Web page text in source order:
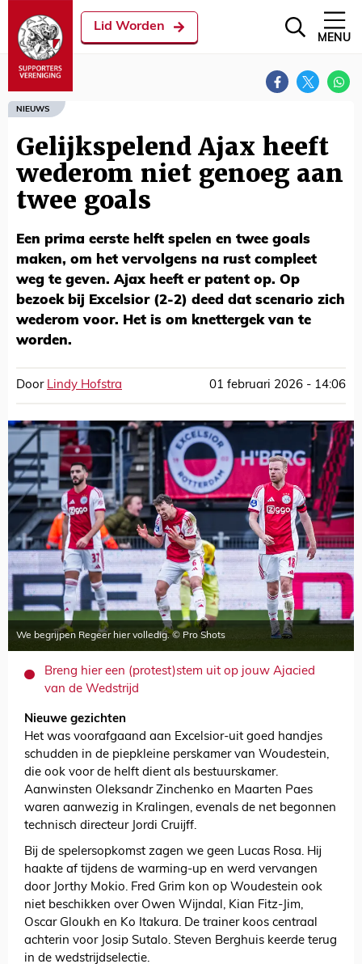
Lid Worden
MENU
NIEUWS
Gelijkspelend Ajax heeft
wederom niet genoeg aan
twee goals
Een prima eerste helft spelen en twee goals
maken, om het vervolgens na rust compleet
weg te geven. Ajax heeft er patent op. Op
bezoek bij Excelsior (2-2) deed dat scenario zich
wederom voor. Het is om knettergek van te
worden.
Door Lindy Hofstra 01 februari 2026 - 14:06
We begrijpen Regeer hier volledig. © Pro Shots
Breng hier een (protest)stem uit op jouw Ajacied
van de Wedstrijd
Nieuwe gezichten
Het was voorafgaand aan Excelsior-uit goed handjes
schudden in de piepkleine perskamer van Woudestein,
die ook voor de helft dient als bestuurskamer.
Aanwinsten Oleksandr Zinchenko en Maarten Paes
waren aanwezig in Kralingen, evenals de net begonnen
technisch directeur Jordi Cruijff.
Bij de spelersopkomst zagen we geen Lucas Rosa. Hij
haakte af tijdens de warming-up en werd vervangen
door Jorthy Mokio. Fred Grim kon op Woudestein ook
niet beschikken over Owen Wijndal, Kian Fitz-Jim,
Oscar Gloukh en Ko Itakura. De trainer koos centraal
achterin voor Josip Sutalo. Steven Berghuis keerde terug
in de wedstrijdselectie.